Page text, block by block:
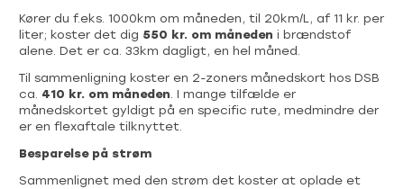
Kører du f.eks. 1000km om måneden, til 20km/L, af 11 kr. per
liter; koster det dig 550 kr. om måneden i brændstof
alene. Det er ca. 33km dagligt, en hel måned.
Til sammenligning koster en 2-zoners månedskort hos DSB
ca. 410 kr. om måneden. I mange tilfælde er
månedskortet gyldigt på en specific rute, medmindre der
er en flexaftale tilknyttet.
Besparelse på strøm
Sammenlignet med den strøm det koster at oplade et